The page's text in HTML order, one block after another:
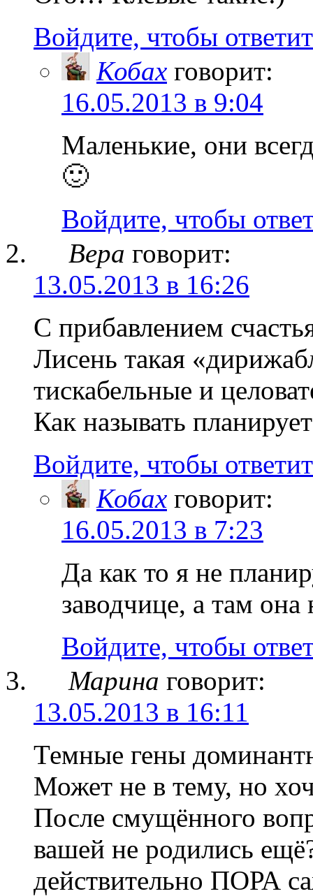
Войдите, чтобы
Кобах говорит:
16.05.2013 в 9:04
Маленькие, они
🙂
Войдите, чтобы
Вера говорит:
13.05.2013 в 16:26
С прибавлением
Лисень такая
тискабельные и
Как называть
Войдите, чтобы
Кобах говорит:
16.05.2013 в 7:23
Да как то я не
заводчице, а там она
Войдите, чтобы
Марина говорит:
13.05.2013 в 16:11
Темные гены
Может не в тему, но
После смущённого
вашей не родились
действительно ПОРА